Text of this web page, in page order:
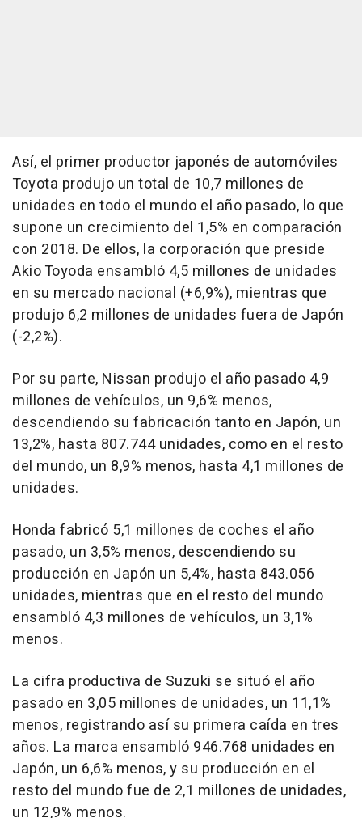
Así, el primer productor japonés de automóviles
Toyota produjo un total de 10,7 millones de
unidades en todo el mundo el año pasado, lo que
supone un crecimiento del 1,5% en comparación
con 2018. De ellos, la corporación que preside
Akio Toyoda ensambló 4,5 millones de unidades
en su mercado nacional (+6,9%), mientras que
produjo 6,2 millones de unidades fuera de Japón
(-2,2%).
Por su parte, Nissan produjo el año pasado 4,9
millones de vehículos, un 9,6% menos,
descendiendo su fabricación tanto en Japón, un
13,2%, hasta 807.744 unidades, como en el resto
del mundo, un 8,9% menos, hasta 4,1 millones de
unidades.
Honda fabricó 5,1 millones de coches el año
pasado, un 3,5% menos, descendiendo su
producción en Japón un 5,4%, hasta 843.056
unidades, mientras que en el resto del mundo
ensambló 4,3 millones de vehículos, un 3,1%
menos.
La cifra productiva de Suzuki se situó el año
pasado en 3,05 millones de unidades, un 11,1%
menos, registrando así su primera caída en tres
años. La marca ensambló 946.768 unidades en
Japón, un 6,6% menos, y su producción en el
resto del mundo fue de 2,1 millones de unidades,
un 12,9% menos.